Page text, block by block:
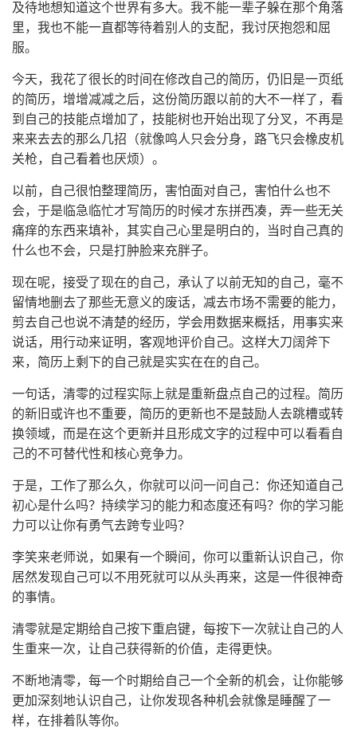
及待地想知道这个世界有多大。我不能一辈子躲在那个角落
里，我也不能一直都等待着别人的支配，我讨厌抱怨和屈
服。
今天，我花了很长的时间在修改自己的简历，仍旧是一页纸
的简历，增增减减之后，这份简历跟以前的大不一样了，看
到自己的技能点增加了，技能树也开始出现了分叉，不再是
来来去去的那么几招（就像鸣人只会分身，路飞只会橡皮机
关枪，自己看着也厌烦）。
以前，自己很怕整理简历，害怕面对自己，害怕什么也不
会，于是临急临忙才写简历的时候才东拼西凑，弄一些无关
痛痒的东西来填补，其实自己心里是明白的，当时自己真的
什么也不会，只是打肿脸来充胖子。
现在呢，接受了现在的自己，承认了以前无知的自己，毫不
留情地删去了那些无意义的废话，减去市场不需要的能力，
剪去自己也说不清楚的经历，学会用数据来概括，用事实来
说话，用行动来证明，客观地评价自己。这样大刀阔斧下
来，简历上剩下的自己就是实实在在的自己。
一句话，清零的过程实际上就是重新盘点自己的过程。简历
的新旧或许也不重要，简历的更新也不是鼓励人去跳槽或转
换领域，而是在这个更新并且形成文字的过程中可以看看自
己的不可替代性和核心竞争力。
于是，工作了那么久，你就可以问一问自己：你还知道自己
初心是什么吗？持续学习的能力和态度还有吗？你的学习能
力可以让你有勇气去跨专业吗？
李笑来老师说，如果有一个瞬间，你可以重新认识自己，你
居然发现自己可以不用死就可以从头再来，这是一件很神奇
的事情。
清零就是定期给自己按下重启键，每按下一次就让自己的人
生重来一次，让自己获得新的价值，走得更快。
不断地清零，每一个时期给自己一个全新的机会，让你能够
更加深刻地认识自己，让你发现各种机会就像是睡醒了一
样，在排着队等你。